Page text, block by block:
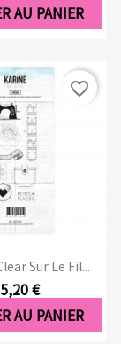
AU PANIER
Sur Le Fil...
€
AU PANIER
favorite_border